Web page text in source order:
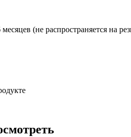
(не распространяется на